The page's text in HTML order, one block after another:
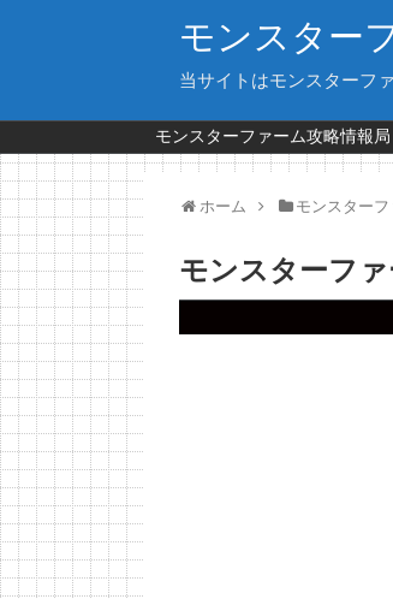
モンスター
当サイトはモンスターフ
モンスターファーム攻略情報局
ホーム モンスター
モンスターフ